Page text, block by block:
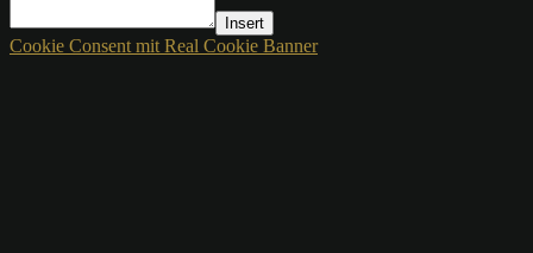
Insert
Cookie Consent mit Real Cookie Banner